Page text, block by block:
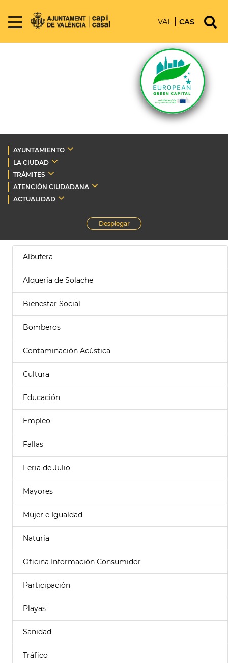
VAL CAS
AYUNTAMIENTO
LA CIUDAD
TRÁMITES
ATENCIÓN CIUDADANA
ACTUALIDAD
Desplegar
Albufera
Alquería de Solache
Bienestar Social
Bomberos
Contaminación Acústica
Cultura
Educación
Empleo
Fallas
Feria de Julio
Mayores
Mujer e Igualdad
Naturia
Oficina Información Consumidor
Participación
Playas
Sanidad
Tráfico